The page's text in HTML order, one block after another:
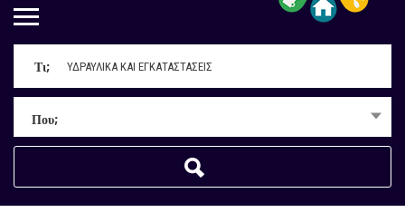
Τι;
Που;